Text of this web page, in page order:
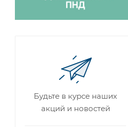
Будьте в курсе наших
акций и новостей